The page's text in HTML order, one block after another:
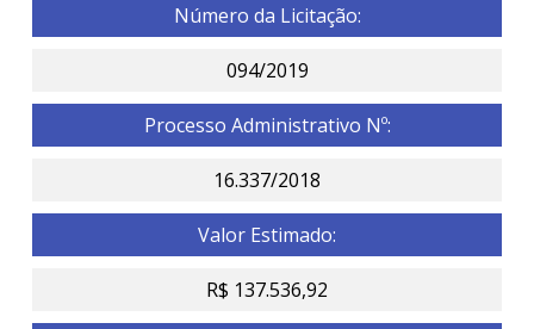
Número da Licitação:
094/2019
Processo Administrativo Nº:
16.337/2018
Valor Estimado:
R$ 137.536,92